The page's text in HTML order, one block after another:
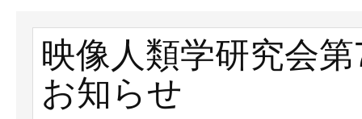
映像人類学研究会
お知らせ